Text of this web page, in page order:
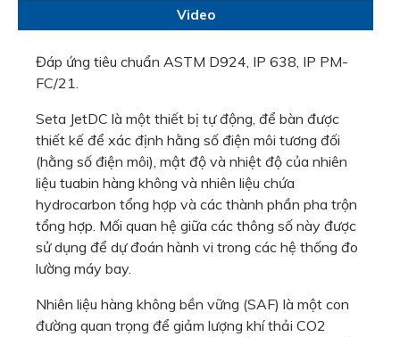
Máy đo kết quả ổn định OXY hóa
Máy 4 bi đo khả năng bôi trơn dầu
Máy kiểm tra cặn nhiệt Falex
Máy phân tích quy trình lọc dầu
Thiết bị kiểm tra độ mài mòn bằng
Erosion Test
Kessler
Kruss Optronic GmbH
Video
Đáp ứng tiêu chuẩn ASTM D924, IP 638, IP PM-
FC/21.
Seta JetDC là một thiết bị tự động, để bàn được
thiết kế để xác định hằng số điện môi tương đối
(hằng số điện môi), mật độ và nhiệt độ của nhiên
liệu tuabin hàng không và nhiên liệu chứa
hydrocarbon tổng hợp và các thành phần pha trộn
tổng hợp. Mối quan hệ giữa các thông số này được
sử dụng để dự đoán hành vi trong các hệ thống đo
lường máy bay.
Nhiên liệu hàng không bền vững (SAF) là một con
đường quan trọng để giảm lượng khí thải CO2